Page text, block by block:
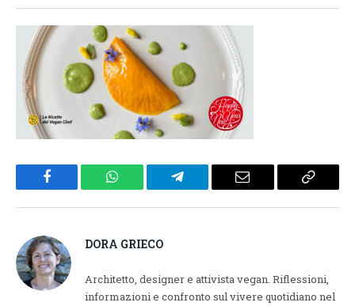
Facebook WhatsApp Telegram Email
Copy
DORA GRIECO
Architetto, designer e attivista vegan. Riflessioni,
informazioni e confronto sul vivere quotidiano nel